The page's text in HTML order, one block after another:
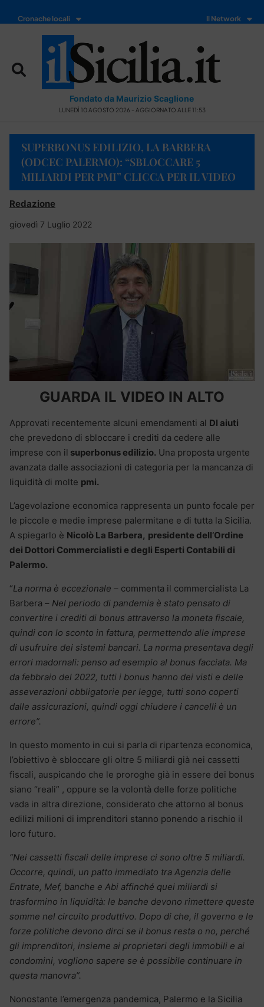
Cronache locali Il Network
Fondato da Maurizio Scaglione
LUNEDÌ 10 AGOSTO 2026 - AGGIORNATO ALLE 11:53
SUPERBONUS EDILIZIO, LA BARBERA
(ODCEC PALERMO): “SBLOCCARE 5
MILIARDI PER PMI” CLICCA PER IL VIDEO
Redazione
giovedì 7 Luglio 2022
GUARDA IL VIDEO IN ALTO
Approvati recentemente alcuni emendamenti al Dl aiuti
che prevedono di sbloccare i crediti da cedere alle
imprese con il superbonus edilizio. Una proposta urgente
avanzata dalle associazioni di categoria per la mancanza di
liquidità di molte pmi.
L’agevolazione economica rappresenta un punto focale per
le piccole e medie imprese palermitane e di tutta la Sicilia.
A spiegarlo è Nicolò La Barbera, presidente dell’Ordine
dei Dottori Commercialisti e degli Esperti Contabili di
Palermo.
“La norma è eccezionale – commenta il commercialista La
Barbera – Nel periodo di pandemia è stato pensato di
convertire i crediti di bonus attraverso la moneta fiscale,
quindi con lo sconto in fattura, permettendo alle imprese
di usufruire dei sistemi bancari. La norma presentava degli
errori madornali: penso ad esempio al bonus facciata. Ma
da febbraio del 2022, tutti i bonus hanno dei visti e delle
asseverazioni obbligatorie per legge, tutti sono coperti
dalle assicurazioni, quindi oggi chiudere i cancelli è un
errore”.
In questo momento in cui si parla di ripartenza economica,
l’obiettivo è sbloccare gli oltre 5 miliardi già nei cassetti
fiscali, auspicando che le proroghe già in essere dei bonus
siano “reali” , oppure se la volontà delle forze politiche
vada in altra direzione, considerato che attorno al bonus
edilizi milioni di imprenditori stanno ponendo a rischio il
loro futuro.
“Nei cassetti fiscali delle imprese ci sono oltre 5 miliardi.
Occorre, quindi, un patto immediato tra Agenzia delle
Entrate, Mef, banche e Abi affinché quei miliardi si
trasformino in liquidità: le banche devono rimettere queste
somme nel circuito produttivo. Dopo di che, il governo e le
forze politiche devono dirci se il bonus resta o no, perché
gli imprenditori, insieme ai proprietari degli immobili e ai
condomini, vogliono sapere se è possibile continuare in
questa manovra”.
Nonostante l’emergenza pandemica, Palermo e la Sicilia